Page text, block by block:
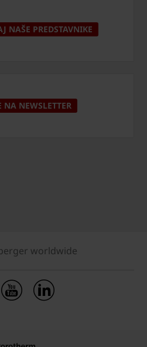
NAŠE PREDSTAVNIKE
NA NEWSLETTER
worldwide